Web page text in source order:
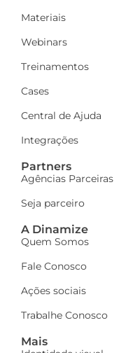
Materiais
Webinars
Treinamentos
Cases
Central de Ajuda
Integrações
Partners
Agências Parceiras
Seja parceiro
A Dinamize
Quem Somos
Fale Conosco
Ações sociais
Trabalhe Conosco
Mais